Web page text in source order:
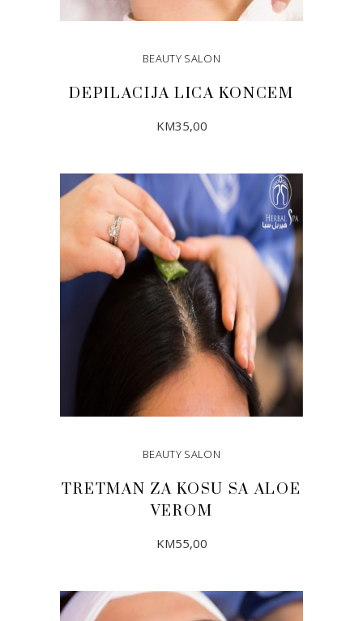
BEAUTY SALON
DEPILACIJA LICA KONCEM
KM35,00
DODAJ U KORPU
BEAUTY SALON
TRETMAN ZA KOSU SA ALOE
VEROM
KM55,00
DODAJ U KORPU